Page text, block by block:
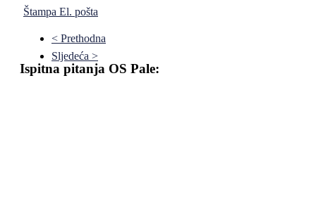
Štampa El. pošta
< Prethodna
Sljedeća >
Ispitna pitanja OS Pale: